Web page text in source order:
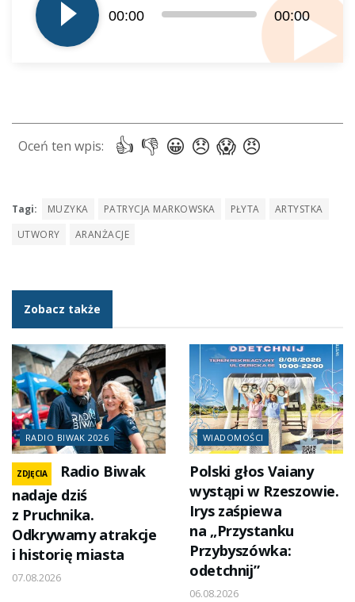
dźwiękowych
00:00 00:00
Tagi: MUZYKA PATRYCJA MARKOWSKA PŁYTA
ARTYSTKA
UTWORY
ARANŻACJE
Zobacz także
RADIO BIWAK 2026
ZDJĘCIA
Radio Biwak
nadaje dziś
z Pruchnika.
Odkrywamy atrakcje
i historię miasta
07.08.2026
WIADOMOŚCI
Polski głos Vaiany
wystąpi w Rzeszowie.
Irys zaśpiewa
na „Przystanku
Przybyszówka:
odetchnij”
06.08.2026